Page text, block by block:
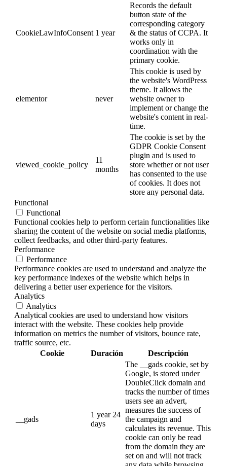
CookieLawInfoConsent 1 year
Records the default
button state of the
corresponding category
& the status of CCPA. It
works only in
coordination with the
primary cookie.
elementor never
This cookie is used by
the website's WordPress
theme. It allows the
website owner to
implement or change the
website's content in real-
time.
viewed_cookie_policy
11
months
The cookie is set by the
GDPR Cookie Consent
plugin and is used to
store whether or not user
has consented to the use
of cookies. It does not
store any personal data.
Functional
Functional
Functional cookies help to perform certain functionalities like
sharing the content of the website on social media platforms,
collect feedbacks, and other third-party features.
Performance
Performance
Performance cookies are used to understand and analyze the
key performance indexes of the website which helps in
delivering a better user experience for the visitors.
Analytics
Analytics
Analytical cookies are used to understand how visitors
interact with the website. These cookies help provide
information on metrics the number of visitors, bounce rate,
traffic source, etc.
Cookie
Duración Descripción
__gads
1 year 24
days
The __gads cookie, set by
Google, is stored under
DoubleClick domain and
tracks the number of times
users see an advert,
measures the success of
the campaign and
calculates its revenue. This
cookie can only be read
from the domain they are
set on and will not track